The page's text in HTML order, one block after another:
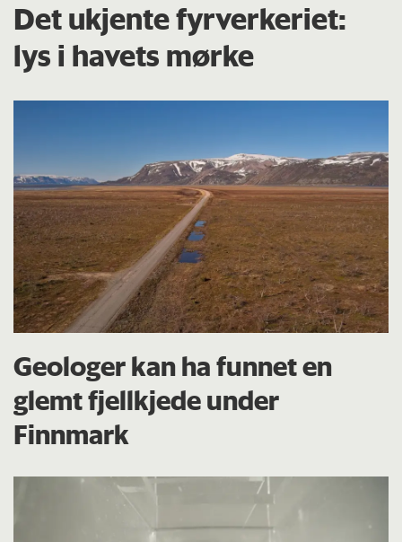
Det ukjente fyrverkeriet:
lys i havets mørke
Geologer kan ha funnet en
glemt fjellkjede under
Finnmark